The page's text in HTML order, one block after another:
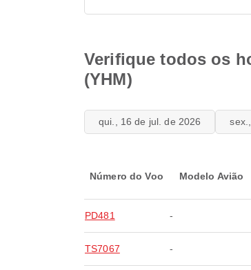
Verifique todos os
(YHM)
qui., 16 de jul. de 2026
Número do Voo Modelo Avião
PD481 -
TS7067 -